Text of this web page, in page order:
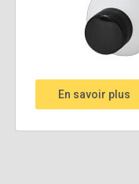
En savoir plus